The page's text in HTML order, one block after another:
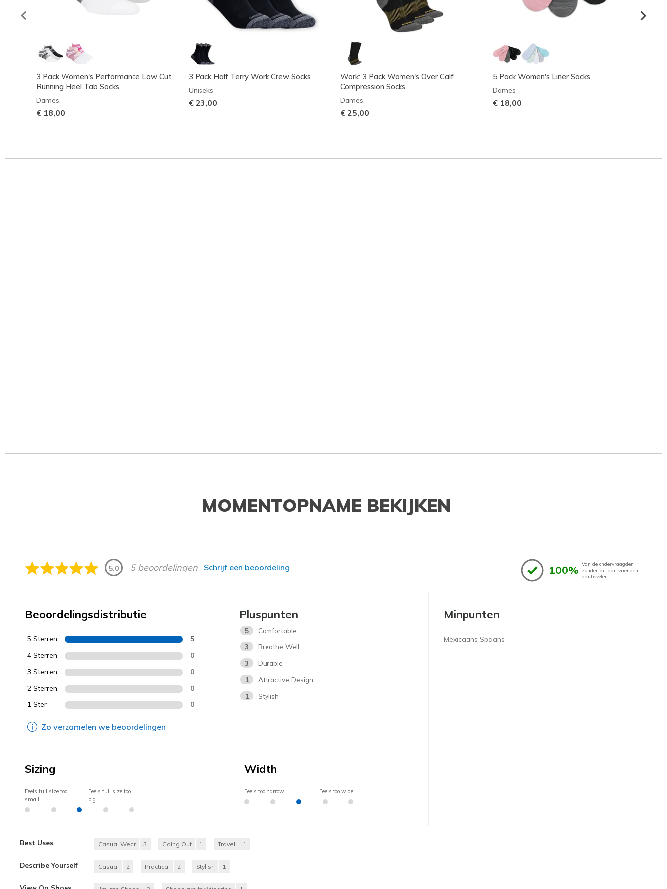
3 Pack Women's Performance Low Cut
Running Heel Tab Socks
Dames
€ 18,00
3 Pack Half Terry Work Crew Socks
Uniseks
€ 23,00
Work: 3 Pack Women's Over Calf
Compression Socks
Dames
€ 25,00
5 Pack Women's Liner Socks
Dames
€ 18,00
MOMENTOPNAME BEKIJKEN
5.0 5 beoordelingen Schrijf een beoordeling 100% Van de ondervraagden
zouden dit aan vrienden
aanbevelen.
Beoordelingsdistributie
5 Sterren 5
4 Sterren 0
3 Sterren 0
2 Sterren 0
1 Ster 0
Zo verzamelen we beoordelingen
Pluspunten
5
Comfortable
3
Breathe Well
3
Durable
1
Attractive Design
1
Stylish
Minpunten
Mexicaans Spaans
Sizing
Feels full size too
small
Feels full size too
big
Width
Feels too narrow Feels too wide
Best Uses Casual Wear 3 Going Out 1 Travel 1
Describe Yourself Casual 2 Practical 2 Stylish 1
View On Shoes